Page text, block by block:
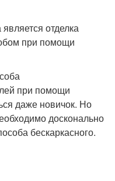
отделка
при помощи
при помощи
даже новичок. Но
досконально
бескаркасного.